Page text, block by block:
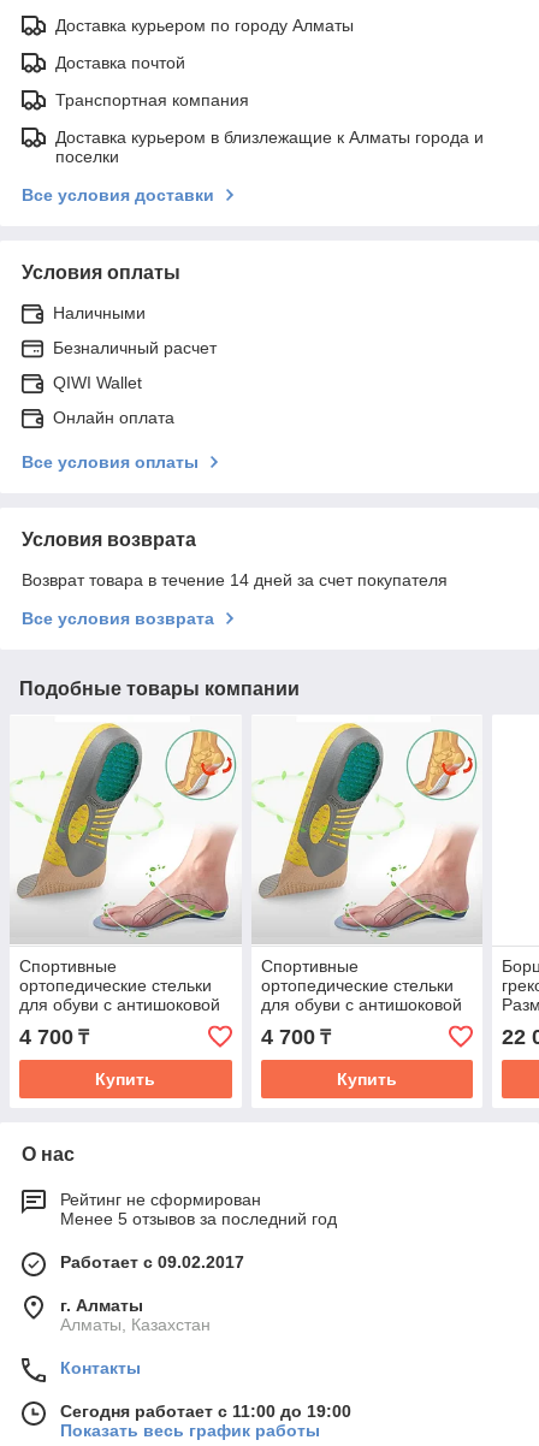
Доставка курьером по городу Алматы
Доставка почтой
Транспортная компания
Доставка курьером в близлежащие к Алматы города и
поселки
Все условия доставки
Условия оплаты
Наличными
Безналичный расчет
QIWI Wallet
Онлайн оплата
Все условия оплаты
Условия возврата
Возврат товара в течение 14 дней за счет покупателя
Все условия возврата
Подобные товары компании
Спортивные
ортопедические стельки
для обуви с антишоковой
защитой пятки размер 35-
40
4 700 ₸
Купить
Спортивные
ортопедические стельки
для обуви с антишоковой
защитой пятки размер 41-
46
4 700₸
Купить
22
О нас
Рейтинг не сформирован
Менее 5 отзывов за последний год
Работает с 09.02.2017
г. Алматы
Алматы, Казахстан
Контакты
Сегодня работает с 11:00 до 19:00
Показать весь график работы